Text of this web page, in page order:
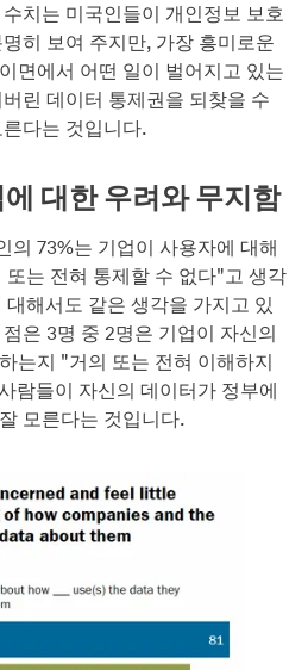
치는 미국인들이 개인정보 보호
히 보여 주지만, 가장 흥미로운
면에서 어떤 일이 벌어지고 있는
린 데이터 통제권을 되찾을 수
다는 것입니다.
대한 우려와 무지함
의 73%는 기업이 사용자에 대해
는 전혀 통제할 수 없다"고 생각
해서도 같은 생각을 가지고 있
은 3명 중 2명은 기업이 자신의
는지 "거의 또는 전혀 이해하지
람들이 자신의 데이터가 정부에
모른다는 것입니다.